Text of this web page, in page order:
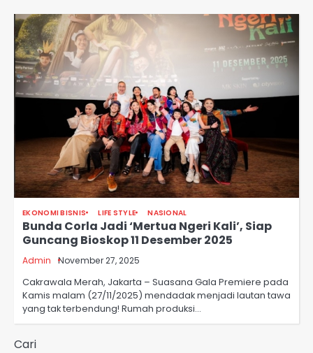
EKONOMI BISNIS LIFE STYLE NASIONAL
Bunda Corla Jadi ‘Mertua Ngeri Kali’, Siap
Guncang Bioskop 11 Desember 2025
Admin November 27, 2025
Cakrawala Merah, Jakarta – Suasana Gala Premiere pada
Kamis malam (27/11/2025) mendadak menjadi lautan tawa
yang tak terbendung! Rumah produksi…
Cari